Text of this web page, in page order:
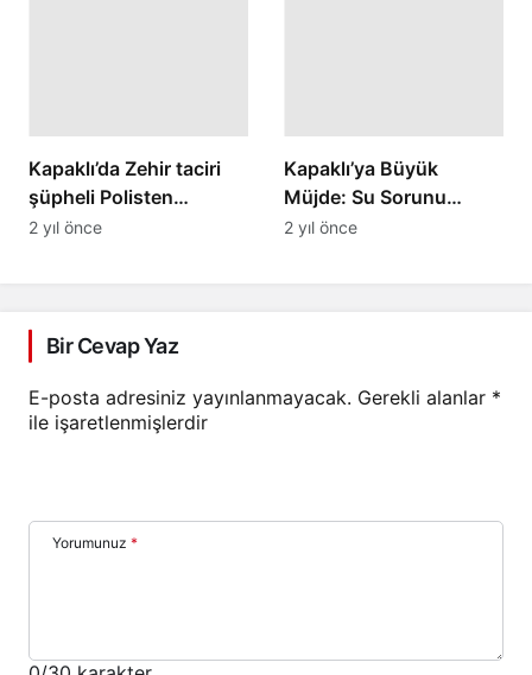
Kapaklı’da Zehir taciri
şüpheli Polisten
kaçamadı
2 yıl önce
Kapaklı’ya Büyük
Müjde: Su Sorunu
Çözüme Kavuşuyor!
2 yıl önce
Bir Cevap Yaz
E-posta adresiniz yayınlanmayacak. Gerekli alanlar *
ile işaretlenmişlerdir
Yorumunuz *